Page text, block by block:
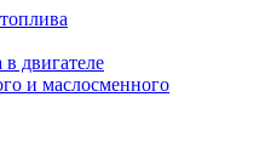
двигателе
и маслосменного